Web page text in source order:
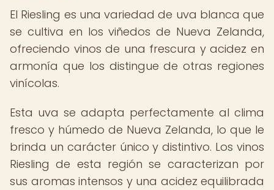
El Riesling es una variedad de uva blanca que
se cultiva en los viñedos de Nueva Zelanda,
ofreciendo vinos de una frescura y acidez en
armonía que los distingue de otras regiones
vinícolas.
Esta uva se adapta perfectamente al clima
fresco y húmedo de Nueva Zelanda, lo que le
brinda un carácter único y distintivo. Los vinos
Riesling de esta región se caracterizan por
sus aromas intensos y una acidez equilibrada